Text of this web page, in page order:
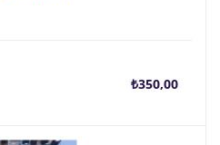
₺350,00
Şu